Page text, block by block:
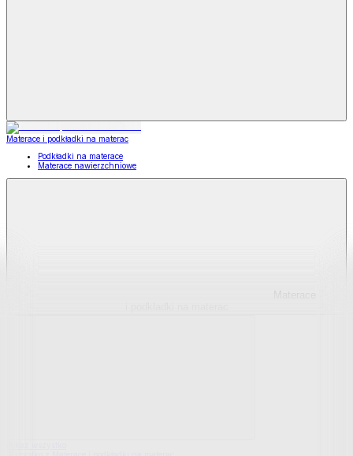
Materace i podkładki na materac
Podkładki na materace
Materace nawierzchniowe